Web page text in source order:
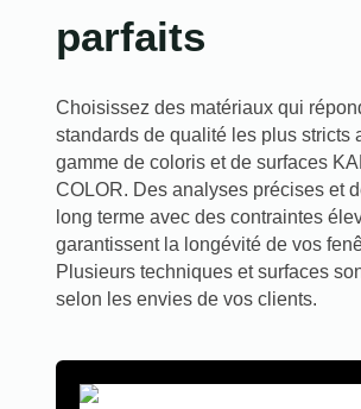
parfaits
Choisissez des matériaux qui
standards de qualité les plus stricts
gamme de coloris et de surfaces
COLOR. Des analyses précises et
long terme avec des contraintes
garantissent la longévité de vos
Plusieurs techniques et surfaces
selon les envies de vos clients.